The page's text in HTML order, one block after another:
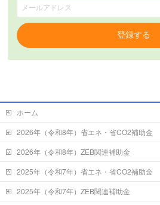
登録する
ホーム
2026年（令和8年）省エネ・省CO2補助金
2026年（令和8年）ZEB関連補助金
2025年（令和7年）省エネ・省CO2補助金
2025年（令和7年）ZEB関連補助金